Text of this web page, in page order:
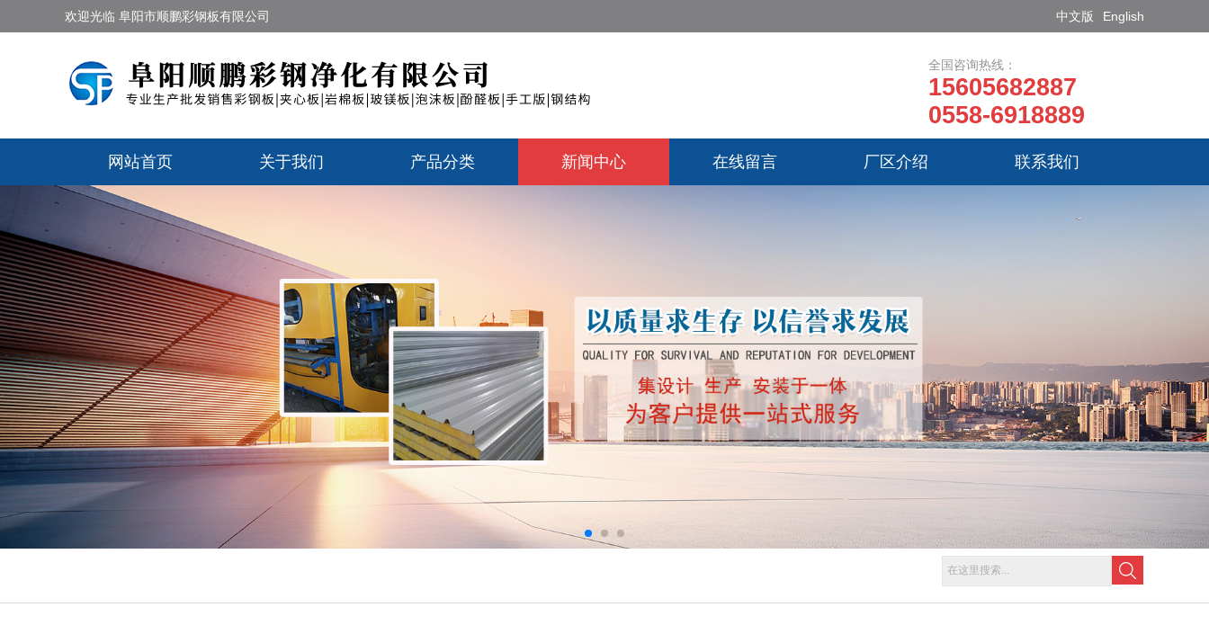
欢迎光临 阜阳市顺鹏彩钢板有限公司 中文版 English
全国咨询热线：
15605682887
0558-6918889
网站首页 关于我们 产品分类 新闻中心 在线留言 厂区介绍 联系我们